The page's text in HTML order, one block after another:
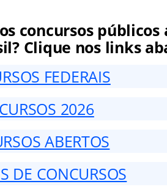
concursos públicos
Clique nos links
FEDERAIS
2026
ABERTOS
DE CONCURSOS